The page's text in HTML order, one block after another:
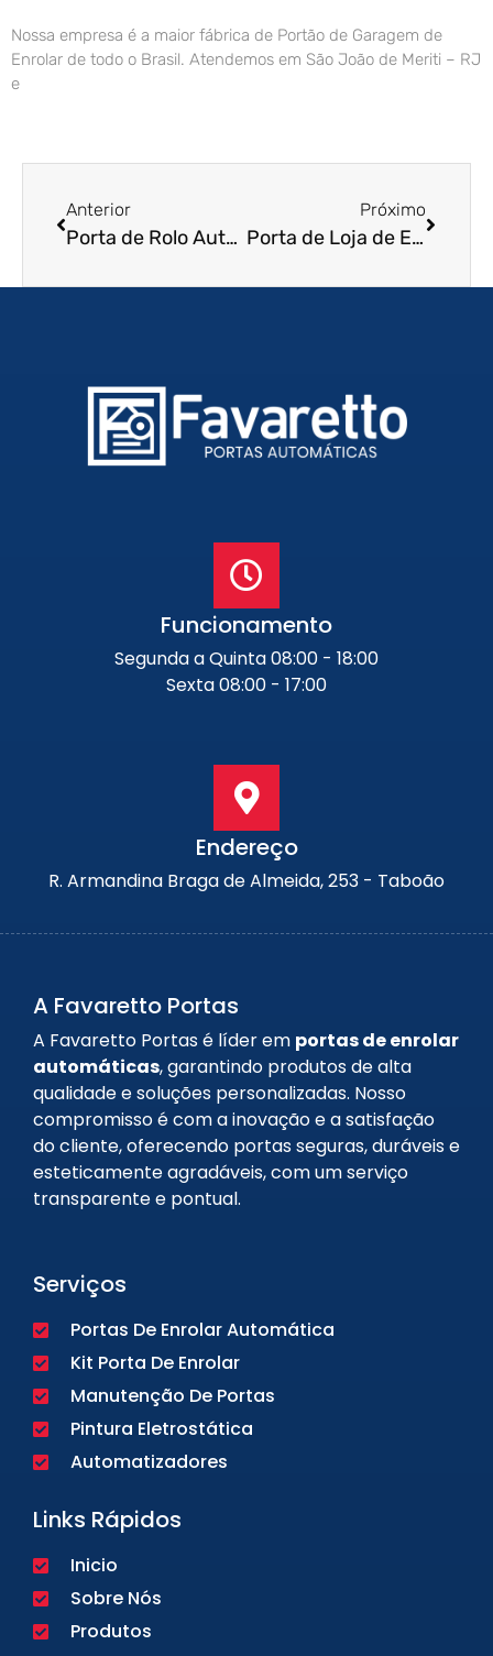
Nossa empresa é a maior fábrica de Portão de Garagem de
Enrolar de todo o Brasil. Atendemos em São João de Meriti – RJ
e
Anterior
Porta de Rolo Automática em Americana – SP
Próximo
Porta de Loja de Enrolar em Franca – SP
Funcionamento
Segunda a Quinta 08:00 - 18:00
Sexta 08:00 - 17:00
Endereço
R. Armandina Braga de Almeida, 253 - Taboão
A Favaretto Portas
A Favaretto Portas é líder em portas de enrolar
automáticas, garantindo produtos de alta
qualidade e soluções personalizadas. Nosso
compromisso é com a inovação e a satisfação
do cliente, oferecendo portas seguras, duráveis e
esteticamente agradáveis, com um serviço
transparente e pontual.
Serviços
Portas De Enrolar Automática
Kit Porta De Enrolar
Manutenção De Portas
Pintura Eletrostática
Automatizadores
Links Rápidos
Inicio
Sobre Nós
Produtos